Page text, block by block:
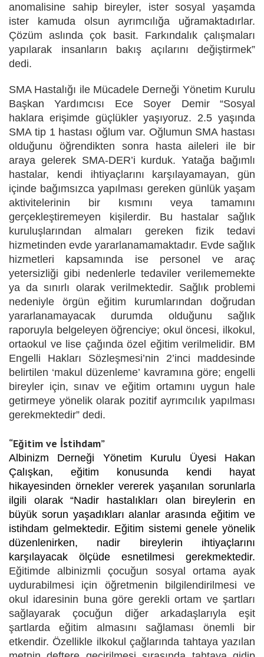
anomalisine sahip bireyler, ister sosyal yaşamda
ister kamuda olsun ayrımcılığa uğramaktadırlar.
Çözüm aslında çok basit. Farkındalık çalışmaları
yapılarak insanların bakış açılarını değiştirmek”
dedi.
SMA Hastalığı ile Mücadele Derneği Yönetim Kurulu
Başkan Yardımcısı Ece Soyer Demir “Sosyal
haklara erişimde güçlükler yaşıyoruz. 2.5 yaşında
SMA tip 1 hastası oğlum var. Oğlumun SMA hastası
olduğunu öğrendikten sonra hasta aileleri ile bir
araya gelerek SMA-DER’i kurduk. Yatağa bağımlı
hastalar, kendi ihtiyaçlarını karşılayamayan, gün
içinde bağımsızca yapılması gereken günlük yaşam
aktivitelerinin bir kısmını veya tamamını
gerçekleştiremeyen kişilerdir. Bu hastalar sağlık
kuruluşlarından almaları gereken fizik tedavi
hizmetinden evde yararlanamamaktadır. Evde sağlık
hizmetleri kapsamında ise personel ve araç
yetersizliği gibi nedenlerle tedaviler verilememekte
ya da sınırlı olarak verilmektedir. Sağlık problemi
nedeniyle örgün eğitim kurumlarından doğrudan
yararlanamayacak durumda olduğunu sağlık
raporuyla belgeleyen öğrenciye; okul öncesi, ilkokul,
ortaokul ve lise çağında özel eğitim verilmelidir. BM
Engelli Hakları Sözleşmesi’nin 2’inci maddesinde
belirtilen ‘makul düzenleme’ kavramına göre; engelli
bireyler için, sınav ve eğitim ortamını uygun hale
getirmeye yönelik olarak pozitif ayrımcılık yapılması
gerekmektedir” dedi.
“Eğitim ve İstihdam”
Albinizm Derneği Yönetim Kurulu Üyesi Hakan
Çalışkan, eğitim konusunda kendi hayat
hikayesinden örnekler vererek yaşanılan sorunlarla
ilgili olarak“Nadir hastalıkları olan bireylerin en
büyük sorun yaşadıkları alanlar arasında eğitim ve
istihdam gelmektedir. Eğitim sistemi genele yönelik
düzenlenirken, nadir bireylerin ihtiyaçlarını
karşılayacak ölçüde esnetilmesi gerekmektedir.
Eğitimde albinizmli çocuğun sosyal ortama ayak
uydurabilmesi için öğretmenin bilgilendirilmesi ve
okul idaresinin buna göre gerekli ortam ve şartları
sağlayarak çocuğun diğer arkadaşlarıyla eşit
şartlarda eğitim almasını sağlaması önemli bir
etkendir. Özellikle ilkokul çağlarında tahtaya yazılan